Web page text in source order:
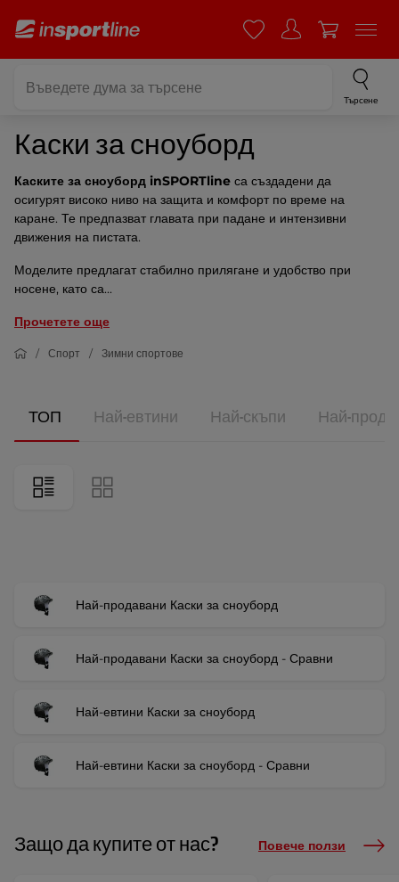
Търсене
Каски за сноуборд
Каските за сноуборд inSPORTline са създадени да
осигурят високо ниво на защита и комфорт по време на
каране. Те предпазват главата при падане и интензивни
движения на пистата.
Моделите предлагат стабилно прилягане и удобство при
носене, като са...
Прочетете още
Спорт Зимни спортове
ТОП Най-евтини Най-скъпи Най-
Най-продавани Каски за сноуборд
Най-продавани Каски за сноуборд - Сравни
Най-евтини Каски за сноуборд
Най-евтини Каски за сноуборд - Сравни
Защо да купите от нас? Повече ползи